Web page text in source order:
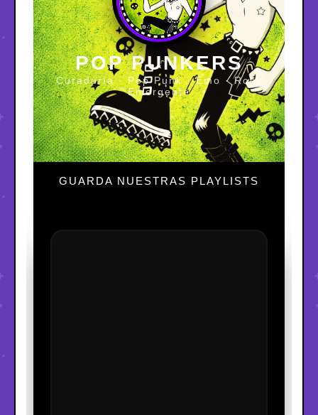
POP PUNKERS
Curaduría · Pop Punk · Emo · Rock
Emergente
GUARDA NUESTRAS PLAYLISTS